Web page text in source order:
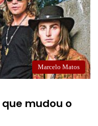
Marcelo Matos
mudou o